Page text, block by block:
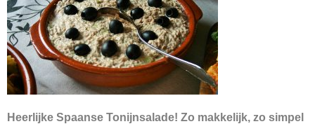
Heerlijke Spaanse Tonijnsalade! Zo makkelijk, zo simpel